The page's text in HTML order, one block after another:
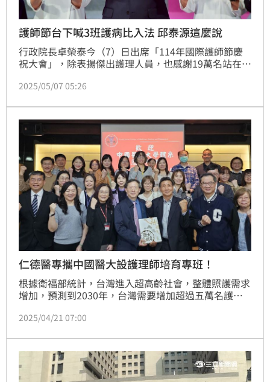
護師節台下喊3班護病比入法 邱泰源這麼說
行政院長卓榮泰今（7）日出席「114年國際護師節慶
祝大會」，除表揚傑出護理人員，也感謝19萬名站在第
班護病比要入法」，不過卓僅微笑、並未回應。衛福部
勵的方式來做，同時也會朝法制化前進，但要跟各界討
論。（記者：簡浩正）
2025/05/07 05:26
仁德醫專攜中國醫大設護理師培育專班！
根據衛福部統計，台灣進入超高齡社會，整體照護需求
增加，預測到2030年，台灣需要增加超過五萬名護理
展開搶人大戰。 中國醫藥大學日前就與仁德醫護管理
專班」，中國醫藥大學提供每年200個名額，自五專一
年級起，每年補助12萬元
2025/04/21 07:00